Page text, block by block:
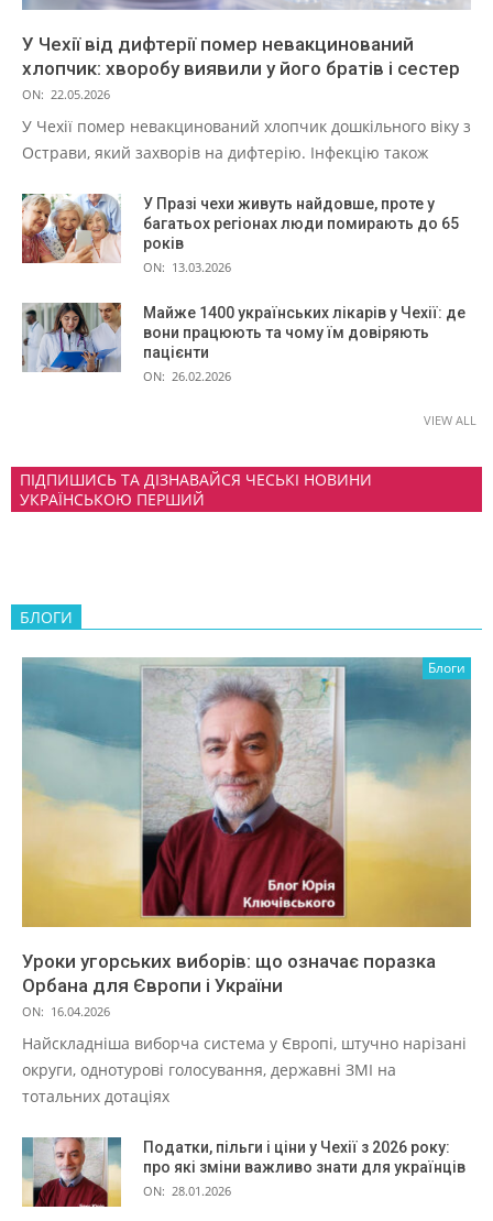
У Чехії від дифтерії помер невакцинований
хлопчик: хворобу виявили у його братів і сестер
ON: 22.05.2026
У Чехії помер невакцинований хлопчик дошкільного віку з
Острави, який захворів на дифтерію. Інфекцію також
У Празі чехи живуть найдовше, проте у
багатьох регіонах люди помирають до 65
років
ON: 13.03.2026
Майже 1400 українських лікарів у Чехії: де
вони працюють та чому їм довіряють
пацієнти
ON: 26.02.2026
VIEW ALL
ПІДПИШИСЬ ТА ДІЗНАВАЙСЯ ЧЕСЬКІ НОВИНИ
УКРАЇНСЬКОЮ ПЕРШИЙ
БЛОГИ
Блоги
Уроки угорських виборів: що означає поразка
Орбана для Європи і України
ON: 16.04.2026
Найскладніша виборча система у Європі, штучно нарізані
округи, однотурові голосування, державні ЗМІ на
тотальних дотаціях
Податки, пільги і ціни у Чехії з 2026 року:
про які зміни важливо знати для українців
ON: 28.01.2026